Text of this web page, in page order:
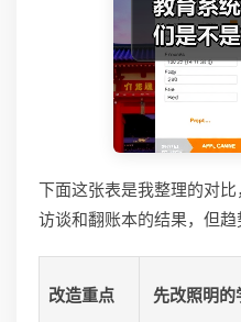
下面这张表是我整理的对
访谈和翻账本的结果，但趋
改造重点 先改照明的